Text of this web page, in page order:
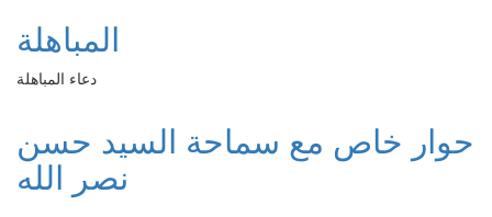
المباهلة
دعاء المباهلة
حوار خاص مع سماحة السيد حسن
نصر الله